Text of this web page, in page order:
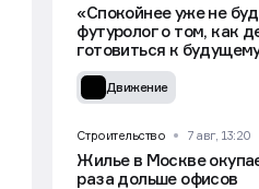
«Спокойнее уже не
футуролог о том, как
готовиться к
Движение
Строительство 7 авг, 13:20
Жилье в Москве
раза дольше офисов